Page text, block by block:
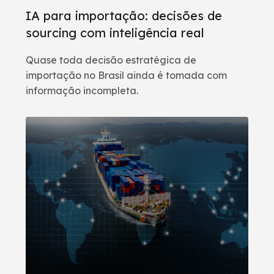
IA para importação: decisões de
sourcing com inteligência real
Quase toda decisão estratégica de
importação no Brasil ainda é tomada com
informação incompleta.